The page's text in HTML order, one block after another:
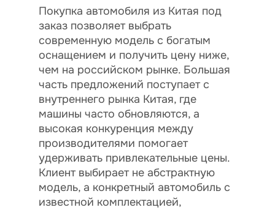
Покупка автомобиля из Китая под
заказ позволяет выбрать
современную модель с богатым
оснащением и получить цену ниже,
чем на российском рынке. Большая
часть предложений поступает с
внутреннего рынка Китая, где
машины часто обновляются, а
высокая конкуренция между
производителями помогает
удерживать привлекательные цены.
Клиент выбирает не абстрактную
модель, а конкретный автомобиль с
известной комплектацией,